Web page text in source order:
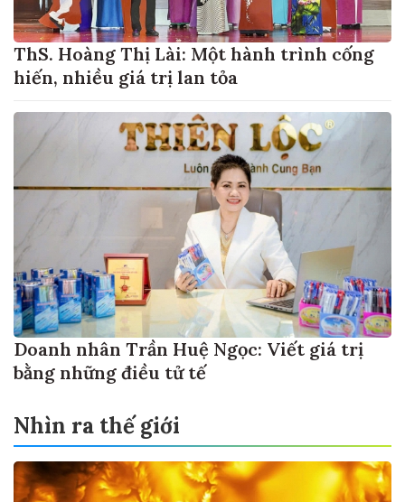
ThS. Hoàng Thị Lài: Một hành trình cống
hiến, nhiều giá trị lan tỏa
Doanh nhân Trần Huệ Ngọc: Viết giá trị
bằng những điều tử tế
Nhìn ra thế giới